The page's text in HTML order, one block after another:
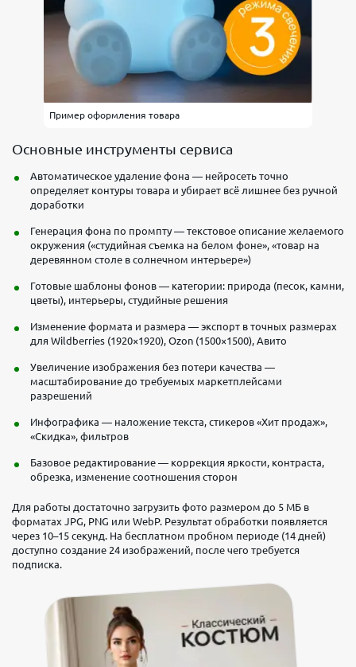
Пример оформления товара
Основные инструменты сервиса
Автоматическое удаление фона — нейросеть точно
определяет контуры товара и убирает всё лишнее без ручной
доработки
Генерация фона по промпту — текстовое описание желаемого
окружения («студийная съемка на белом фоне», «товар на
деревянном столе в солнечном интерьере»)
Готовые шаблоны фонов — категории: природа (песок, камни,
цветы), интерьеры, студийные решения
Изменение формата и размера — экспорт в точных размерах
для Wildberries (1920×1920), Ozon (1500×1500), Авито
Увеличение изображения без потери качества —
масштабирование до требуемых маркетплейсами
разрешений
Инфографика — наложение текста, стикеров «Хит продаж»,
«Скидка», фильтров
Базовое редактирование — коррекция яркости, контраста,
обрезка, изменение соотношения сторон
Для работы достаточно загрузить фото размером до 5 МБ в
форматах JPG, PNG или WebP. Результат обработки появляется
через 10–15 секунд. На бесплатном пробном периоде (14 дней)
доступно создание 24 изображений, после чего требуется
подписка.